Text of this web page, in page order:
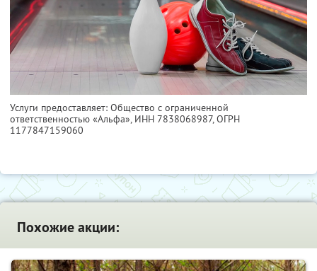
Услуги предоставляет: Общество с ограниченной
ответственностью «Альфа», ИНН 7838068987, ОГРН
1177847159060
Похожие акции: